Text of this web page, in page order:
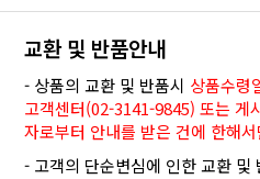
교환 및 반품안내
- 상품의 교환 및 반품시 상품수령
고객센터(02-3141-9845) 또는 게
자로부터 안내를 받은 건에 한해
- 고객의 단순변심에 인한 교환 및